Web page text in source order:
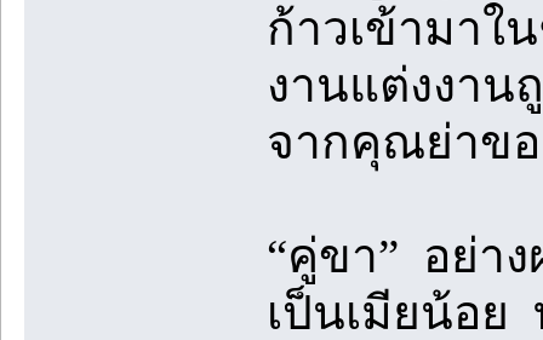
ก้าวเข้ามาใ
งานแต่งงาน
จากคุณย่าขอ
“คู่ขา” อย่า
เป็นเมียน้อย